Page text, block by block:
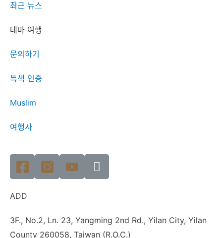
최근 뉴스
테마 여행
문의하기
특색 인증
Muslim
여행사
ADD
3F., No.2, Ln. 23, Yangming 2nd Rd., Yilan City, Yilan
County 260058, Taiwan (R.O.C.)